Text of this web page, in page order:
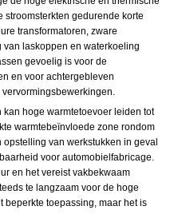
gedurende korte
transformatoren, zware
laskoppen en waterkoeling
gevoelig is voor de
en voor achtergebleven
hoge warmtetoevoer leiden tot
warmtebeïnvloede zone rondom
van werkstukken in geval
voor automobielfabricage.
en het vereist vakbekwaam
te langzaam voor de hoge
beperkte toepassing, maar het is